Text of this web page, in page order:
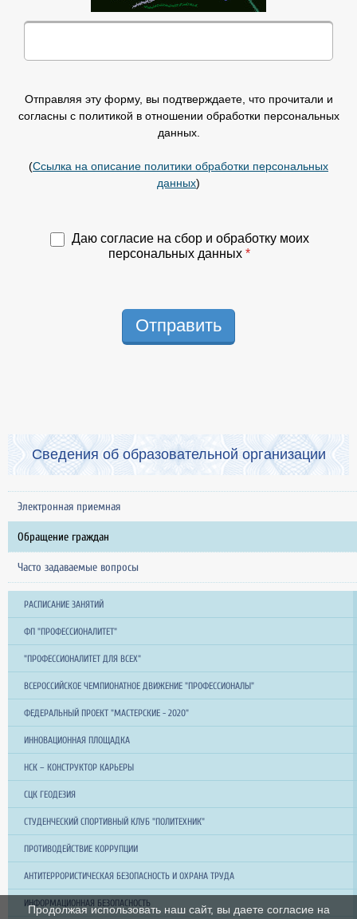
Отправляя эту форму, вы подтверждаете, что прочитали и
согласны с политикой в отношении обработки персональных
данных.
(Ссылка на описание политики обработки персональных
данных)
Даю согласие на сбор и обработку моих
персональных данных *
Отправить
Сведения об образовательной организации
Электронная приемная
Обращение граждан
Часто задаваемые вопросы
РАСПИСАНИЕ ЗАНЯТИЙ
ФП "ПРОФЕССИОНАЛИТЕТ"
"ПРОФЕССИОНАЛИТЕТ ДЛЯ ВСЕХ"
ВСЕРОССИЙСКОЕ ЧЕМПИОНАТНОЕ ДВИЖЕНИЕ "ПРОФЕССИОНАЛЫ"
ФЕДЕРАЛЬНЫЙ ПРОЕКТ "МАСТЕРСКИЕ - 2020"
ИННОВАЦИОННАЯ ПЛОЩАДКА
НСК – КОНСТРУКТОР КАРЬЕРЫ
СЦК ГЕОДЕЗИЯ
СТУДЕНЧЕСКИЙ СПОРТИВНЫЙ КЛУБ "ПОЛИТЕХНИК"
ПРОТИВОДЕЙСТВИЕ КОРРУПЦИИ
АНТИТЕРРОРИСТИЧЕСКАЯ БЕЗОПАСНОСТЬ И ОХРАНА ТРУДА
ИНФОРМАЦИОННАЯ БЕЗОПАСНОСТЬ
Продолжая использовать наш сайт, вы даете согласие на